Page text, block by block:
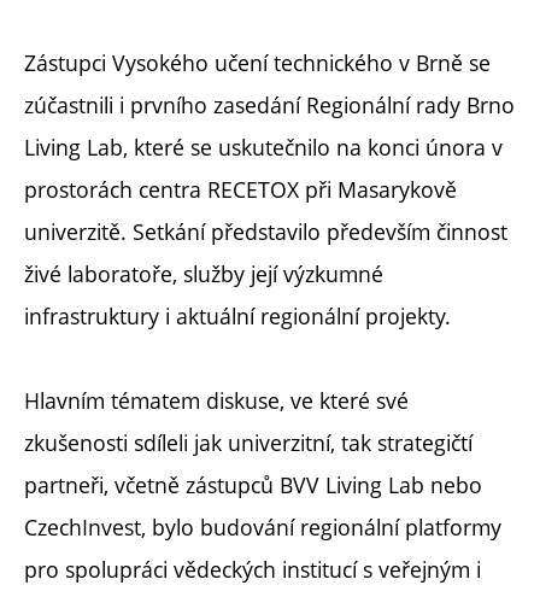
Zástupci Vysokého učení technického v Brně se
zúčastnili i prvního zasedání Regionální rady Brno
Living Lab, které se uskutečnilo na konci února v
prostorách centra RECETOX při Masarykově
univerzitě. Setkání představilo především činnost
živé laboratoře, služby její výzkumné
infrastruktury i aktuální regionální projekty.
Hlavním tématem diskuse, ve které své
zkušenosti sdíleli jak univerzitní, tak strategičtí
partneři, včetně zástupců BVV Living Lab nebo
CzechInvest, bylo budování regionální platformy
pro spolupráci vědeckých institucí s veřejným i